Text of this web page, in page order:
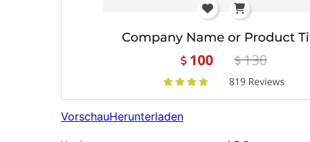
VorschauHerunterladen